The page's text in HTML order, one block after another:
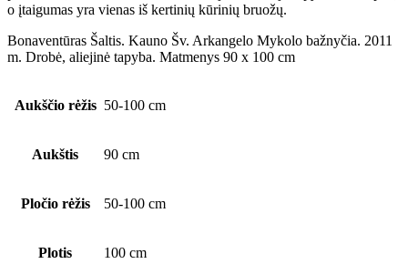
o įtaigumas yra vienas iš kertinių kūrinių bruožų.
Bonaventūras Šaltis. Kauno Šv. Arkangelo Mykolo bažnyčia. 2011
m. Drobė, aliejinė tapyba. Matmenys 90 x 100 cm
Aukščio rėžis 50-100 cm
Aukštis 90 cm
Pločio rėžis 50-100 cm
Plotis 100 cm